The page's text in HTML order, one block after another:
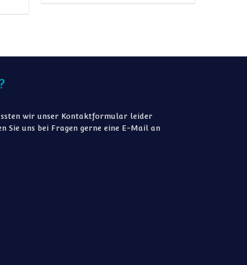
wir unser Kontaktformular leider
Sie uns bei Fragen gerne eine E-Mail an